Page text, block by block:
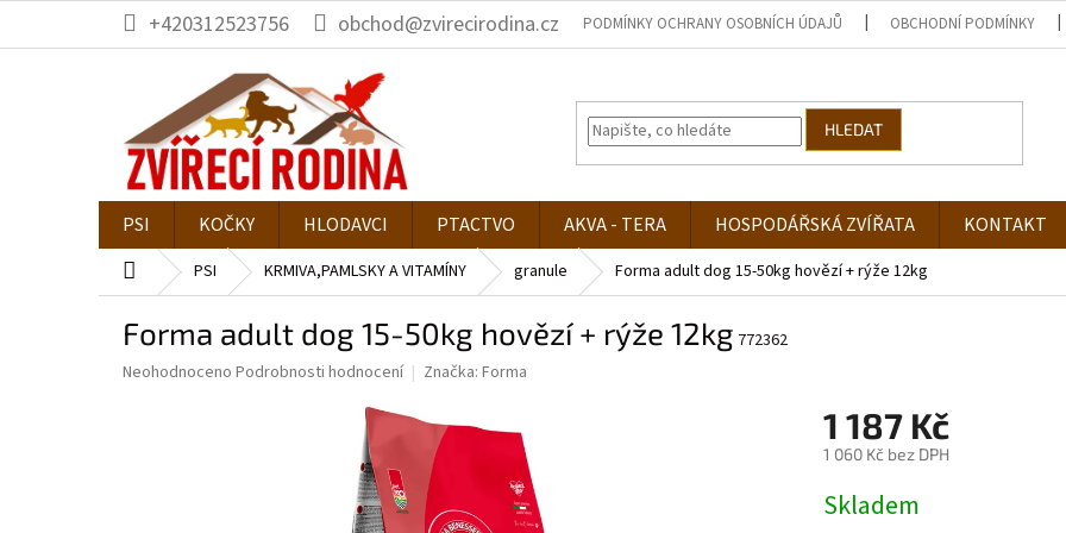
obsah
+420312523756 obchod@zvirecirodina.cz PODMÍNKY OCHRANY OSOBNÍCH ÚDAJŮ OBCHODNÍ PODMÍNKY
HLEDAT
PSI KOČKY HLODAVCI PTACTVO AKVA - TERA HOSPODÁŘSKÁ ZVÍŘATA KONTAKT
Domů PSI KRMIVA,PAMLSKY A VITAMÍNY granule Forma adult dog 15-50kg hovězí + rýže 12kg
Forma adult dog 15-50kg hovězí + rýže 12kg 772362
Průměrné
Neohodnoceno Podrobnosti hodnocení Značka: Forma
1 187 Kč
1 060 Kč bez DPH
cena:
Skladem